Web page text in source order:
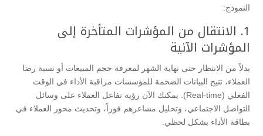
النموذج:
​1. الانتقال من المؤشرات المتأخرة إلى
المؤشرات الآنية
​بدلاً من الانتظار حتى نهاية الشهر لمعرفة حجم المبيعات أو نسبة رضا
العملاء، تتيح البيانات الضخمة للمؤسسات مراقبة الأداء في الوقت
الفعلي (Real-time). يمكنك الآن رؤية تفاعل العملاء على وسائل
التواصل الاجتماعي، وتحليل مشاعرهم فوراً، وتحديث محور العملاء في
بطاقة الأداء بشكل لحظي.